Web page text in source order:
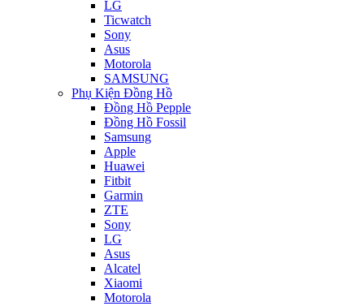
LG
Ticwatch
Sony
Asus
Motorola
SAMSUNG
Phụ Kiện Đồng Hồ
Đồng Hồ Pepple
Đồng Hồ Fossil
Samsung
Apple
Huawei
Fitbit
Garmin
ZTE
Sony
LG
Asus
Alcatel
Xiaomi
Motorola